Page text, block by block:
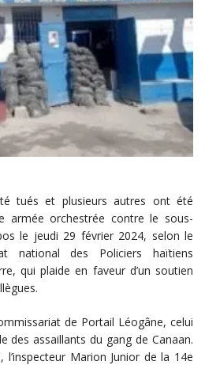
tués et plusieurs autres ont été
armée orchestrée contre le sous-
le jeudi 29 février 2024, selon le
national des Policiers haïtiens
qui plaide en faveur d’un soutien
de Portail Léogâne, celui
des assaillants du gang de Canaan.
Marion Junior de la 14e